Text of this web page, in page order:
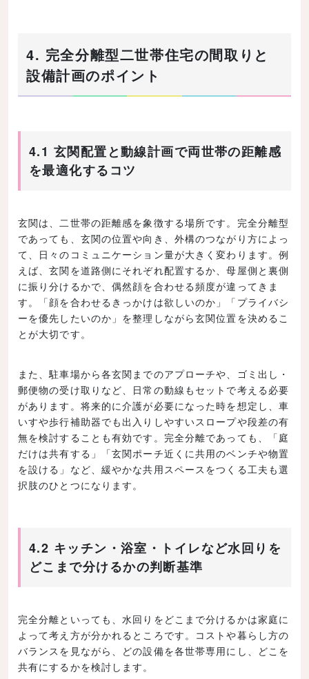
4. 完全分離型二世帯住宅の間取りと
設備計画のポイント
4.1 玄関配置と動線計画で両世帯の距離感
を最適化するコツ
玄関は、二世帯の距離感を象徴する場所です。完全分離型
であっても、玄関の位置や向き、外構のつながり方によっ
て、日々のコミュニケーション量が大きく変わります。例
えば、玄関を道路側にそれぞれ配置するか、母屋側と裏側
に振り分けるかで、偶然顔を合わせる頻度が違ってきま
す。「顔を合わせるきっかけは欲しいのか」「プライバシ
ーを優先したいのか」を整理しながら玄関位置を決めるこ
とが大切です。
また、駐車場から各玄関までのアプローチや、ゴミ出し・
郵便物の受け取りなど、日常の動線もセットで考える必要
があります。将来的に介護が必要になった時を想定し、車
いすや歩行補助器でも出入りしやすいスロープや段差の有
無を検討することも有効です。完全分離であっても、「庭
だけは共有する」「玄関ポーチ近くに共用のベンチや物置
を設ける」など、緩やかな共用スペースをつくる工夫も選
択肢のひとつになります。
4.2 キッチン・浴室・トイレなど水回りを
どこまで分けるかの判断基準
完全分離といっても、水回りをどこまで分けるかは家庭に
よって考え方が分かれるところです。コストや暮らし方の
バランスを見ながら、どの設備を各世帯専用にし、どこを
共有にするかを検討します。